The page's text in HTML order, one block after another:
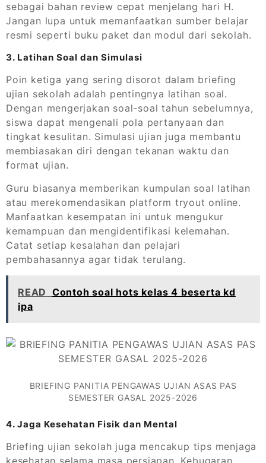
sebagai bahan review cepat menjelang hari H.
Jangan lupa untuk memanfaatkan sumber belajar
resmi seperti buku paket dan modul dari sekolah.
3. Latihan Soal dan Simulasi
Poin ketiga yang sering disorot dalam briefing
ujian sekolah adalah pentingnya latihan soal.
Dengan mengerjakan soal-soal tahun sebelumnya,
siswa dapat mengenali pola pertanyaan dan
tingkat kesulitan. Simulasi ujian juga membantu
membiasakan diri dengan tekanan waktu dan
format ujian.
Guru biasanya memberikan kumpulan soal latihan
atau merekomendasikan platform tryout online.
Manfaatkan kesempatan ini untuk mengukur
kemampuan dan mengidentifikasi kelemahan.
Catat setiap kesalahan dan pelajari
pembahasannya agar tidak terulang.
READ Contoh soal hots kelas 4 beserta kd
ipa
BRIEFING PANITIA PENGAWAS UJIAN ASAS PAS
SEMESTER GASAL 2025-2026
4. Jaga Kesehatan Fisik dan Mental
Briefing ujian sekolah juga mencakup tips menjaga